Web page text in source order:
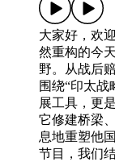
大家好，欢
然重构的今
野。从战后
围绕“印太
展工具，更
它修建桥梁
息地重塑他
节目，我们